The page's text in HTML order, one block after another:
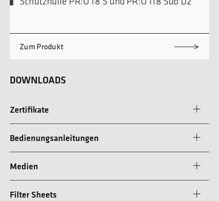
Zum Produkt
DOWNLOADS
Zertifikate
Bedienungsanleitungen
Medien
Filter Sheets